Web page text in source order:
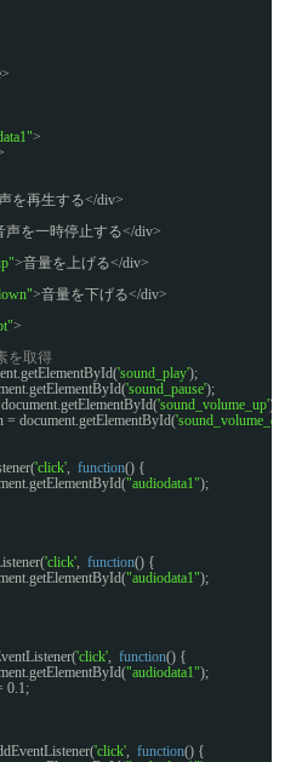
>
を再生する</div>
声を一時停止する</div>
>音量を上げる</div>
>音量を下げる</div>
>
を取得
'sound_play');
'sound_pause');
'sound_volume_up');
= document.getElementById(
'click', function() {
"audiodata1");
'click', function() {
"audiodata1");
'click', function() {
"audiodata1");
0.1;
'click', function() {